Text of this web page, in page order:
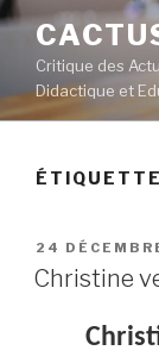
Aller
contenu
principal
Critique des
Didactique et
PUBLIÉ
LE
24
Christine